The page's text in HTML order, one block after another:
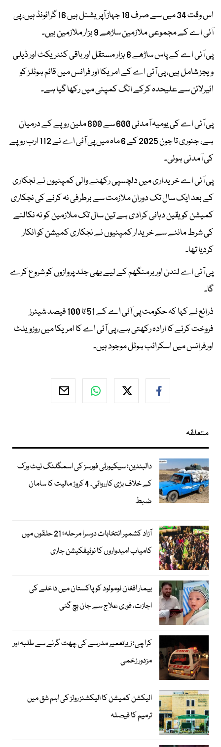
اس وقت 34 میں سے صرف 18 جہاز آپریشنل ہیں 16 گرائونڈ ہیں، پی
آئی اے کے مجموعی ملازمین ساڑھے 9 ہزار ملازمین ہیں۔
پی آئی اے کے پاس ساڑھے 6 ہزار مستقل اور باقی کنٹریکٹ اور ڈیلی
ویجز شامل ہیں، پی آئی اے کے امریکا اور فرانس میں قائم ہوٹلز کو
ائیرلائن سے علیحدہ کرکے الگ کمپنی میں رکھا گیا ہے۔
پی آئی اے کی یومیہ آمدنی 600 سے 800 ملین روپے کے درمیان
ہے، جنوری تا جون 2025 کے 6 ماہ میں پی آئی اے نے 112 ارب روپے
کی آمدنی ہوئی۔
پی آئی اے خریداری میں دلچسپی رکھنے والی کمپنیوں نے نجکاری
کے بعد ایک سال تک دوران ملازمت سے برطرفی نہ کرنے کی نجکاری
کمیشن کو یقین دہانی کرادی ہے تین سال تک ملازمین کو نہ نکالنے
کی شرط ماننے سے خریدار کمپنیوں نے نجکاری کمیشن کو انکار
کردیا تھا۔
پی آئی اے لندن اور برمنگھم کے لیے بھی جلد پروازوں کو شروع کرے
گا۔
ذرائع نے کہا کہ حکومت پی آئی اے کے 51 تا 100 فیصد شیئرز
فروخت کرنے کا ارادہ رکھتی ہے، پی آئی اے کا امریکا میں روزویلٹ
اورفرانس میں اسکرائب ہوٹل موجود ہیں۔
متعلقہ
دالبندین؛ سیکیورٹی فورسز کی اسمگلنگ نیٹ ورک
کے خلاف بڑی کارروائی، 4 کروڑ مالیت کا سامان
ضبط
آزاد کشمیر انتخابات دوسرا مرحلہ؛ 21 حلقوں میں
کامیاب امیدواروں کا نوٹیفکیشن جاری
بیمار افغان نومولود کو پاکستان میں داخلے کی
اجازت، فوری علاج سے جان بچ گئی
کراچی؛ زیرتعمیر مدرسے کی چھت گرنے سے طلبہ اور
مزدور زخمی
الیکشن کمیشن کا الیکشنز رولز کی اہم شق میں
ترمیم کا فیصلہ